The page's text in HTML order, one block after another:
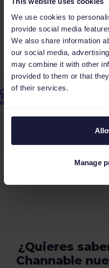
We use cookies to
provide social media
We also share information
our social media,
may combine it with other
provided to them or that
of their services.
Manage
Elige entre
¿Quieres
Channable